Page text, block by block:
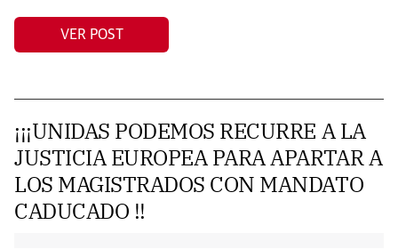
VER POST
¡¡¡UNIDAS PODEMOS RECURRE A LA
JUSTICIA EUROPEA PARA APARTAR A
LOS MAGISTRADOS CON MANDATO
CADUCADO !!